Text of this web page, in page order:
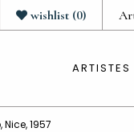
wishlist (0)
ARTISTES
1957